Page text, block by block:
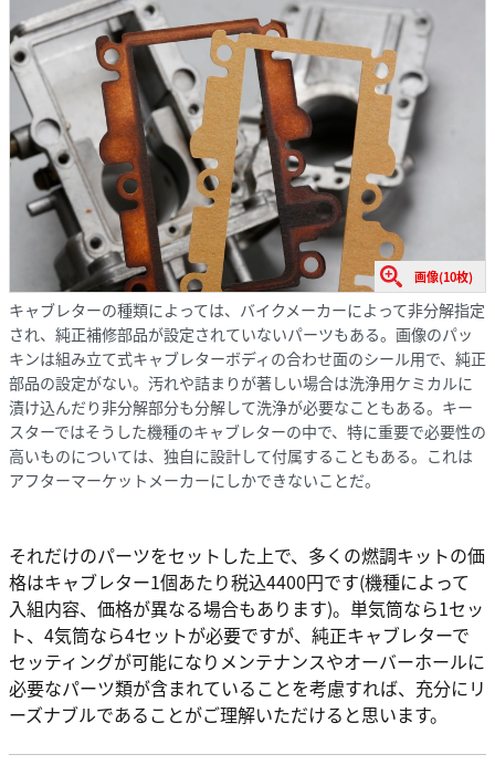
画像(10枚)
キャブレターの種類によっては、バイクメーカーによって非分解指定
され、純正補修部品が設定されていないパーツもある。画像のパッ
キンは組み立て式キャブレターボディの合わせ面のシール用で、純正
部品の設定がない。汚れや詰まりが著しい場合は洗浄用ケミカルに
漬け込んだり非分解部分も分解して洗浄が必要なこともある。キー
スターではそうした機種のキャブレターの中で、特に重要で必要性の
高いものについては、独自に設計して付属することもある。これは
アフターマーケットメーカーにしかできないことだ。
それだけのパーツをセットした上で、多くの燃調キットの価
格はキャブレター1個あたり税込4400円です(機種によって
入組内容、価格が異なる場合もあります)。単気筒なら1セッ
ト、4気筒なら4セットが必要ですが、純正キャブレターで
セッティングが可能になりメンテナンスやオーバーホールに
必要なパーツ類が含まれていることを考慮すれば、充分にリ
ーズナブルであることがご理解いただけると思います。